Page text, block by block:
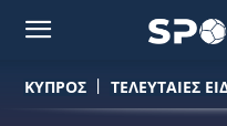
ΚΥΠΡΟΣ ΤΕΛΕΥΤΑΙΕΣ